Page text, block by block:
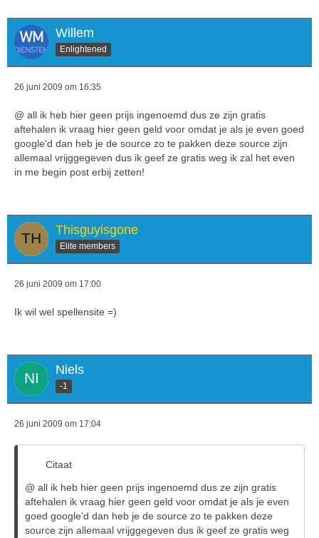
Willem
Enlightened
26 juni 2009 om 16:35
@ all ik heb hier geen prijs ingenoemd dus ze zijn gratis
aftehalen ik vraag hier geen geld voor omdat je als je even goed
google'd dan heb je de source zo te pakken deze source zijn
allemaal vrijggegeven dus ik geef ze gratis weg ik zal het even
in me begin post erbij zetten!
Thisguyisgone
Elite members
26 juni 2009 om 17:00
Ik wil wel spellensite =)
Niels
-1
26 juni 2009 om 17:04
Citaat
@ all ik heb hier geen prijs ingenoemd dus ze zijn gratis
aftehalen ik vraag hier geen geld voor omdat je als je even
goed google'd dan heb je de source zo te pakken deze
source zijn allemaal vrijggegeven dus ik geef ze gratis weg